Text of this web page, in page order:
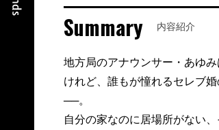
Summary 内容紹介
地方局のアナウンサー・あゆ
けれど、誰もが憧れるセレブ
──。
自分の家なのに居場所がない